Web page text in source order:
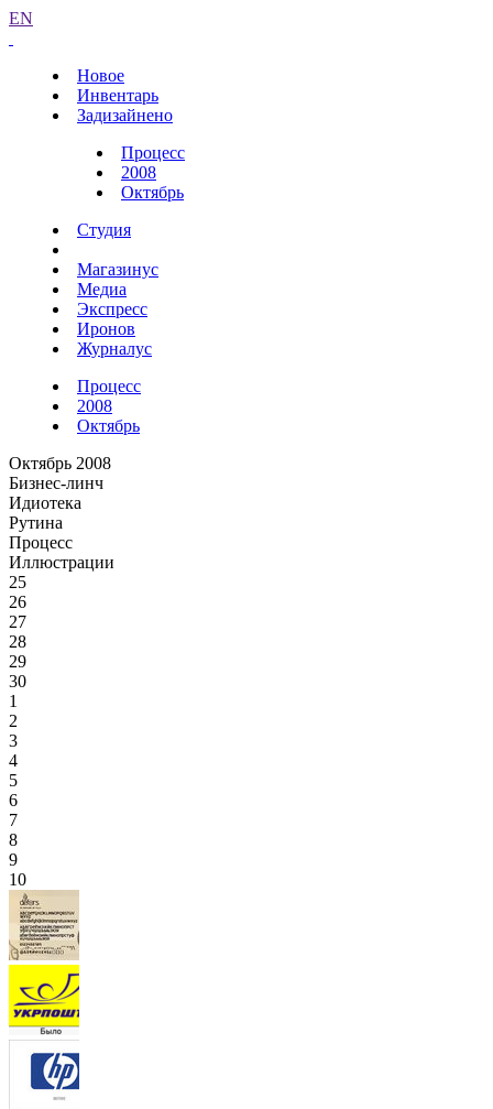
EN
Новое
Инвентарь
Задизайнено
Процесс
2008
Октябрь
Студия
Магазинус
Медиа
Экспресс
Иронов
Журналус
Процесс
2008
Октябрь
Октябрь 2008
Бизнес-линч
Идиотека
Рутина
Процесс
Иллюстрации
25
26
27
28
29
30
1
2
3
4
5
6
7
8
9
10